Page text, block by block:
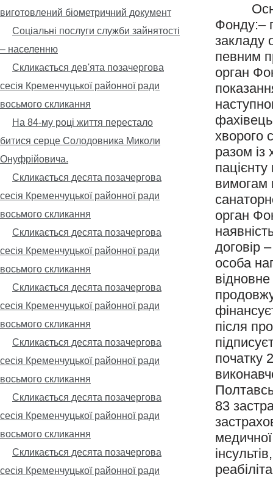
Фонду:–
закладу
певним
орган
хворого
разом із
пацієнту
вимогам
орган
договір
особа
відновне
після
початку
83
медичної
виготовлений біометричний документ
Соціальні послуги служби зайнятості
– населенню
Скликається дев'ята позачергова
сесія Кременчуцької районної ради
восьмого скликання
На 84-му році життя перестало
битися серце Солодовника Миколи
Онуфрійовича.
Скликається десята позачергова
сесія Кременчуцької районної ради
восьмого скликання
Скликається десята позачергова
сесія Кременчуцької районної ради
восьмого скликання
Скликається десята позачергова
сесія Кременчуцької районної ради
восьмого скликання
Скликається десята позачергова
сесія Кременчуцької районної ради
восьмого скликання
Скликається десята позачергова
сесія Кременчуцької районної ради
восьмого скликання
Скликається десята позачергова
сесія Кременчуцької районної ради